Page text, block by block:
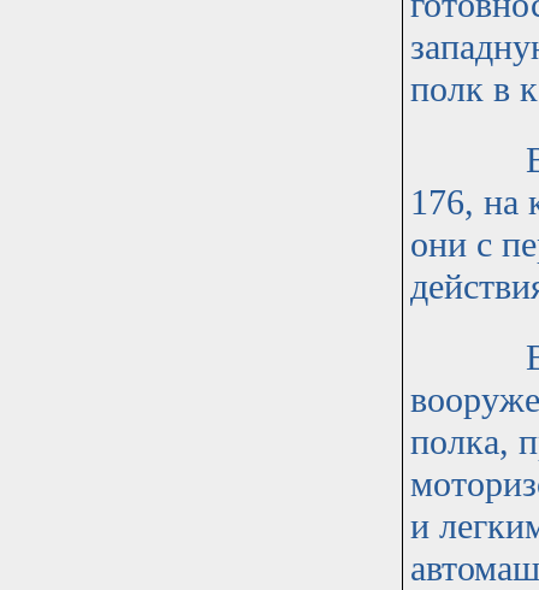
полк в
В 9
176, на
они с
Все
полка,
и